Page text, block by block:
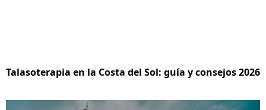
Talasoterapia en la Costa del Sol: guía y consejos 2026